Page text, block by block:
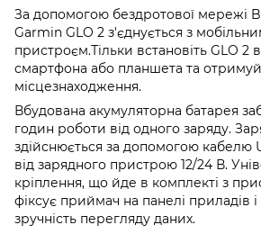
За допомогою бездротової мережі
Garmin GLO 2 з'єднується з
пристроєм.Тільки встановіть GLO 2
смартфона або планшета та
місцезнаходження.
Вбудована акумуляторна батарея
годин роботи від одного заряду.
здійснюється за допомогою кабелю
від зарядного пристрою 12/24 В.
кріплення, що йде в комплекті з
фіксує приймач на панелі приладів і
зручність перегляду даних.